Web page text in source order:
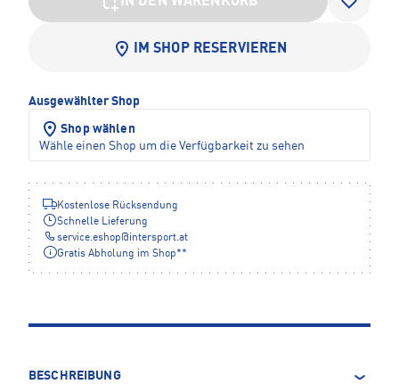
IM SHOP RESERVIEREN
Ausgewählter Shop
Shop wählen
Wähle einen Shop um die Verfügbarkeit zu sehen
Kostenlose Rücksendung
Schnelle Lieferung
service.eshop@ intersport.at
Gratis Abholung im Shop**
BESCHREIBUNG